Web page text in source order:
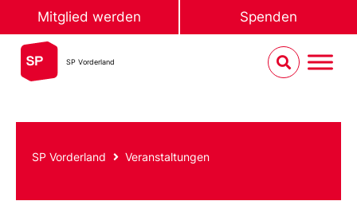
Mitglied werden Spenden
SP Vorderland
SP Vorderland Veranstaltungen